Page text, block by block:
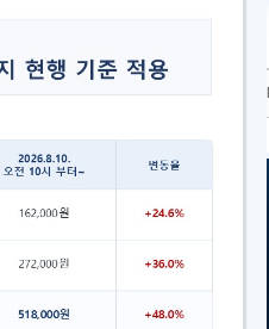
월 28일 서울지역 오리엔테이션 및 93차
테이션은 멘사 테스트통과자들에게 멘사